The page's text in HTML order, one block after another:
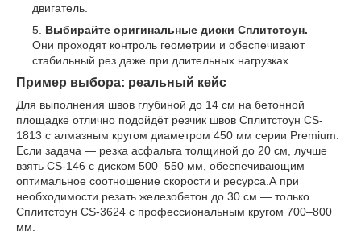
двигатель.
Выбирайте оригинальные диски Сплитстоун.
Они проходят контроль геометрии и обеспечивают
стабильный рез даже при длительных нагрузках.
Пример выбора: реальный кейс
Для выполнения швов глубиной до 14 см на бетонной
площадке отлично подойдёт резчик швов Сплитстоун CS-
1813 с алмазным кругом диаметром 450 мм серии Premium.
Если задача — резка асфальта толщиной до 20 см, лучше
взять CS-146 с диском 500–550 мм, обеспечивающим
оптимальное соотношение скорости и ресурса.А при
необходимости резать железобетон до 30 см — только
Сплитстоун CS-3624 с профессиональным кругом 700–800
мм.